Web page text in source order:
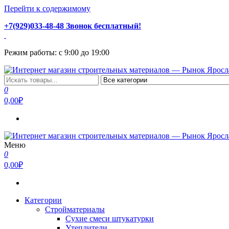
Перейти к содержимому
+7(929)033-48-48 Звонок бесплатный!
Режим работы: с 9:00 до 19:00
Интернет магазин строительных материалов — Рынок
Стройматериалы с доставкой и самовывозом можно купить у
0
0,00₽
Интернет магазин строительных материалов — Рынок
Стройматериалы с доставкой и самовывозом можно купить у
Меню
0
0,00₽
Категории
Стройматериалы
Сухие смеси штукатурки